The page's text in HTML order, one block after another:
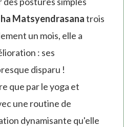
Matsyendrasanatrois
un mois, elle a
: ses
disparu !
que par le yoga et
une routine de
dynamisante qu'elle